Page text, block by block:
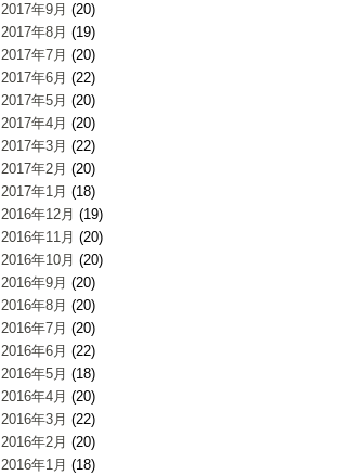
2017年9月 (20)
2017年8月 (19)
2017年7月 (20)
2017年6月 (22)
2017年5月 (20)
2017年4月 (20)
2017年3月 (22)
2017年2月 (20)
2017年1月 (18)
2016年12月 (19)
2016年11月 (20)
2016年10月 (20)
2016年9月 (20)
2016年8月 (20)
2016年7月 (20)
2016年6月 (22)
2016年5月 (18)
2016年4月 (20)
2016年3月 (22)
2016年2月 (20)
2016年1月 (18)